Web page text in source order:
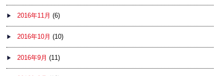
2016年11月 (6)
2016年10月 (10)
2016年9月 (11)